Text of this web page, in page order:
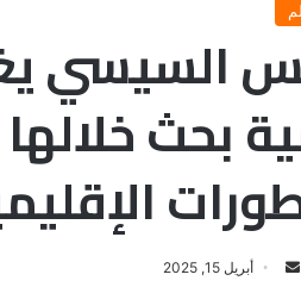
السيسي
بحث خلالها
أرسل أبريل 15, 2025